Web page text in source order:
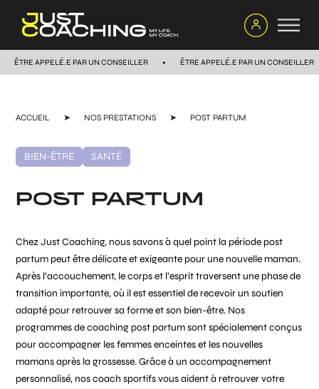
ÊTRE APPELÉ.E PAR UN CONSEILLER ÊTRE APPELÉ.E PAR UN CONSEILLER
ACCUEIL ➤ NOS PRESTATIONS ➤ POST PARTUM
BIEN-ÊTRE SANTÉ
POST PARTUM
Chez Just Coaching, nous savons à quel point la période post
partum peut être délicate et exigeante pour une nouvelle maman.
Après l’accouchement, le corps et l’esprit traversent une phase de
transition importante, où il est essentiel de recevoir un soutien
adapté pour retrouver sa forme et son bien-être. Nos
programmes de coaching post partum sont spécialement conçus
pour accompagner les femmes enceintes et les nouvelles
mamans après la grossesse. Grâce à un accompagnement
personnalisé, nos coach sportifs vous aident à retrouver votre